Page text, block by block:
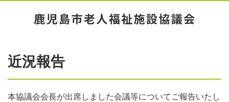
近況報告
本協議会会長が出席しました会議等についてご報告いたし